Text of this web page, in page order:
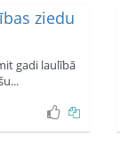
ziedu
gadi laulībā